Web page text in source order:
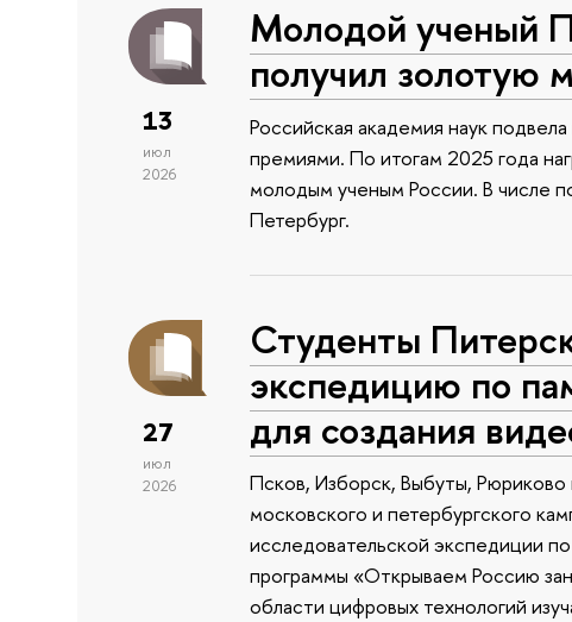
13
июл
2026
Молодой ученый
получил золотую
Российская академия наук
премиями. По итогам 2025 года
молодым ученым России. В числе
Петербург.
27
июл
2026
Студенты
экспедицию по
для создания
Псков, Изборск, Выбуты,
московского и петербургского
исследовательской экспедиции
программы «Открываем Россию
области цифровых технологий